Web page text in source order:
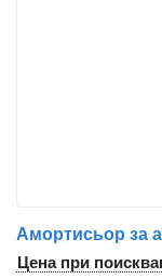
Амортисьор за
Цена при